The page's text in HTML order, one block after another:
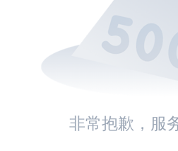
非常抱歉，服